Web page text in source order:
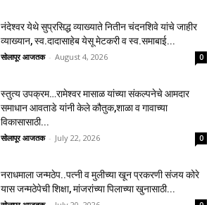
नंदेश्वर येथे सुप्रसिद्ध व्याख्याते नितीन चंदनशिवे यांचे जाहीर
व्याख्यान, स्व.दादासाहेब येसू मेटकरी व स्व.समाबाई...
सोलापूर आजतक - August 4, 2026 0
स्तुत्य उपक्रम…रामेश्वर मासाळ यांच्या संकल्पनेचे आमदार
समाधान आवताडे यांनी केले कौतुक,शाळा व गावाच्या
विकासासाठी...
सोलापूर आजतक - July 22, 2026 0
नराधमाला जन्मठेप..पत्नी व मुलीच्या खून प्रकरणी संजय कोरे
यास जन्मठेपेची शिक्षा, मांजरांच्या पिलाच्या खुनासाठी...